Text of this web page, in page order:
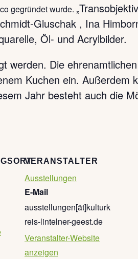
gegründet wurde.
Gluschak , Ina
Öl- und Acrylbilder.
werden. Die
Kuchen ein. Außerdem
Jahr besteht auch die
VERANSTALTER
Ausstellungen
E-Mail
ausstellungen[ät]kulturk
reis-lintelner-geest.de
Veranstalter-Website
anzeigen